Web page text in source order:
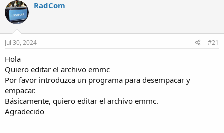
r
a
d
i
o
RadCom
Jul 30, 2024 #21
Hola
Quiero editar el archivo emmc
Por favor introduzca un programa para desempacar y
empacar.
Básicamente, quiero editar el archivo emmc.
Agradecido